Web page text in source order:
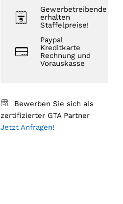
Gewerbetreibende
erhalten
Staffelpreise!
Paypal
Kreditkarte
Rechnung und
Vorauskasse
Bewerben Sie sich als
zertifizierter GTA Partner
Jetzt Anfragen!